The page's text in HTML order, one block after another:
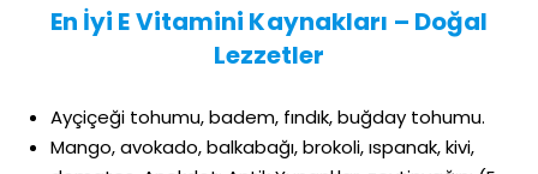
En İyi E Vitamini Kaynakları – Doğal
Lezzetler
Ayçiçeği tohumu, badem, fındık, buğday tohumu.
Mango, avokado, balkabağı, brokoli, ıspanak, kivi,